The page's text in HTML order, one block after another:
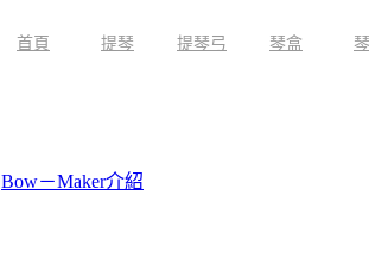
首頁 提琴 提琴弓 琴盒
Bow－Maker介紹